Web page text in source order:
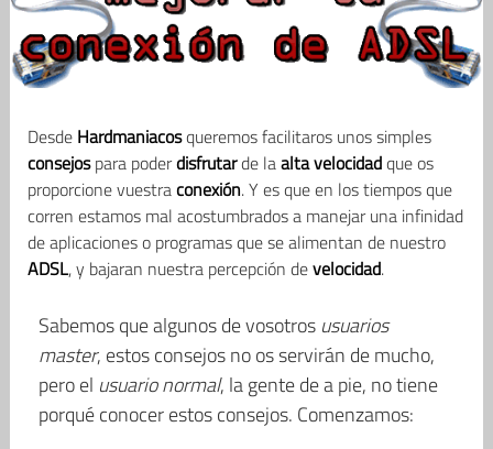
Desde Hardmaniacosqueremos facilitaros unos simples
consejospara poderdisfrutarde laaltavelocidadque os
proporcione vuestraconexión. Y es que en los tiempos que
corren estamos mal acostumbrados a manejar una infinidad
de aplicaciones o programas que se alimentan de nuestro
ADSL, y bajaran nuestra percepción develocidad.
Sabemos que algunos de vosotros usuarios
master, estos consejos no os servirán de mucho,
pero el usuario normal, la gente de a pie, no tiene
porqué conocer estos consejos. Comenzamos: